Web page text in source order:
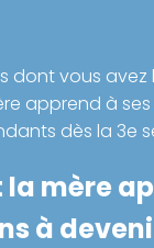
dont vous avez
apprend à
dès la 3e
mère
à